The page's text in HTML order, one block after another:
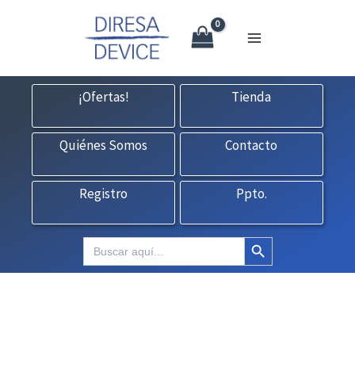
consultas@fedbuy.es| Formulario | Tlf.
¡Ofertas!
Tienda
Quiénes Somos Contacto
Registro Ppto.
Buscar: Botón de búsqueda